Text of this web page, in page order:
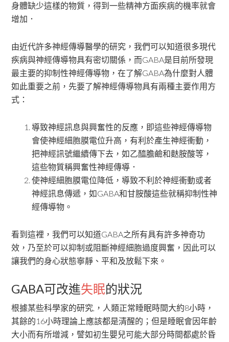
身體缺少這樣的物質，得到一些精神方面疾病的機率就會
增加．
由近代許多神經傳導醫學的研究，我們可以知道很多現代
疾病與神經傳導物具有密切關係，而GABA是目前所發現
最主要的抑制性神經傳導物，在了解GABA為什麼對人體
如此重要之前，先要了解神經傳導物具有兩種主要作用方
式：
導致神經訊息與興奮性的反應，即這些神經傳導物
會使神經細胞膜電位升高，有利於產生神經衝動，
把神經訊號繼續傳下去，如乙醯膽鹼和麩胺酸等，
這些物質稱興奮性神經傳導．
使神經細胞膜電位降低，導致不利於神經衝動或者
神經訊息傳遞，如GABA和甘胺酸這些就稱抑制性神
經傳導物。
看到這裡，我們可以知道GABA之所有具有許多神奇功
效，乃至於可以抑制或阻斷神經細胞過度興奮，因此可以
讓我們的身心狀態寧靜、平和及放鬆下來。
GABA可改進失眠的狀況
根據某些科學家的研究,，人類正常睡眠時間大約8小時，
其餘的16小時理論上應該都是清醒的；但是睡眠會因年齡
大小而有所增減，譬如初生嬰兒可能大部分時間都處於昏